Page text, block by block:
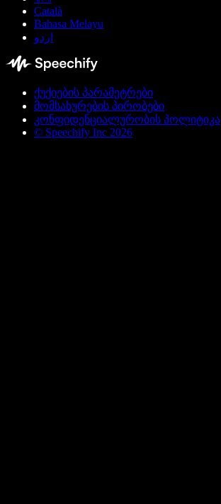
Català
Bahasa Melayu
اردو
ქუქიების პარამეტრები
მომსახურების პირობები
კონფიდენციალურობის პოლიტიკა
© Speechify Inc 2026